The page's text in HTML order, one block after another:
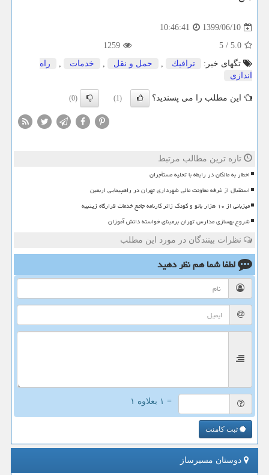
1399/06/10
10:46:41
5.0
/
5
1259
تگهای خبر:
ترافیك , حمل و نقل , خدمات ,
راه
اندازی
این مطلب را می پسندید؟ (1)
(0)
تازه ترین مطالب مرتبط
اخطار به مالکان در رابطه با تخلیه مستأجران
استقبال از غرفه معاونت مالی شهرداری تهران در راهپیمایی اربعین
میزبانی از ۱۰ هزار بانو و کودک زائر کارنامه جامع خدمات قرارگاه زینبیه
شروع بهسازی مدارس تهران برمبنای خواسته دانش آموزان
نظرات بینندگان در مورد این مطلب
لطفا شما همنظر دهید
= ۱ بعلاوه ۱
ثبت کامنت
دوستان مسیرساز